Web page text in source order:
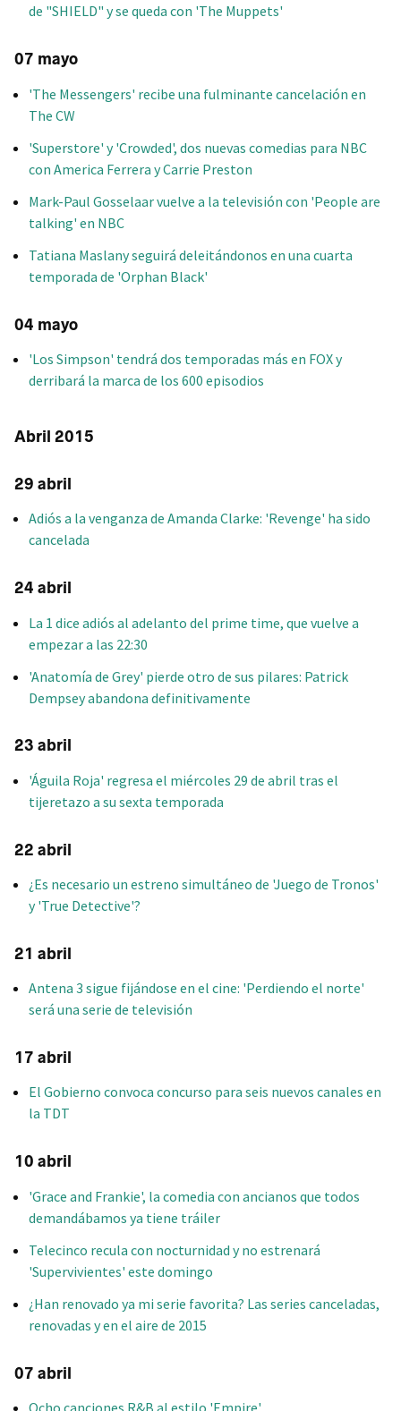
de "SHIELD" y se queda con 'The Muppets'
07 mayo
'The Messengers' recibe una fulminante cancelación en
The CW
'Superstore' y 'Crowded', dos nuevas comedias para NBC
con America Ferrera y Carrie Preston
Mark-Paul Gosselaar vuelve a la televisión con 'People are
talking' en NBC
Tatiana Maslany seguirá deleitándonos en una cuarta
temporada de 'Orphan Black'
04 mayo
'Los Simpson' tendrá dos temporadas más en FOX y
derribará la marca de los 600 episodios
Abril 2015
29 abril
Adiós a la venganza de Amanda Clarke: 'Revenge' ha sido
cancelada
24 abril
La 1 dice adiós al adelanto del prime time, que vuelve a
empezar a las 22:30
'Anatomía de Grey' pierde otro de sus pilares: Patrick
Dempsey abandona definitivamente
23 abril
'Águila Roja' regresa el miércoles 29 de abril tras el
tijeretazo a su sexta temporada
22 abril
¿Es necesario un estreno simultáneo de 'Juego de Tronos'
y 'True Detective'?
21 abril
Antena 3 sigue fijándose en el cine: 'Perdiendo el norte'
será una serie de televisión
17 abril
El Gobierno convoca concurso para seis nuevos canales en
la TDT
10 abril
'Grace and Frankie', la comedia con ancianos que todos
demandábamos ya tiene tráiler
Telecinco recula con nocturnidad y no estrenará
'Supervivientes' este domingo
¿Han renovado ya mi serie favorita? Las series canceladas,
renovadas y en el aire de 2015
07 abril
Ocho canciones R&B al estilo 'Empire'